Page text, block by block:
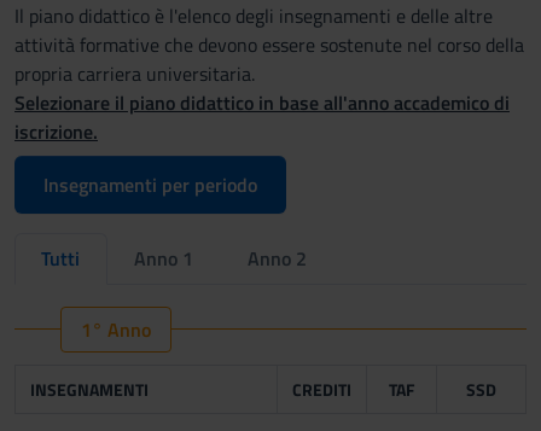
Il piano didattico è l'elenco degli insegnamenti e delle altre
attività formative che devono essere sostenute nel corso della
propria carriera universitaria.
Selezionare il piano didattico in base all'anno accademico di
iscrizione.
Insegnamenti per periodo
Tutti Anno 1 Anno 2
1° Anno
INSEGNAMENTI CREDITI TAF SSD